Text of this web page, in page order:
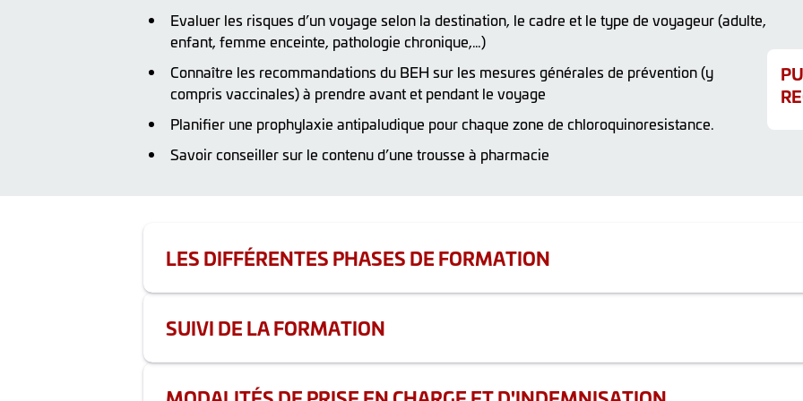
Evaluer les risques d’un voyage selon la destination, le cadre et le type de voyageur (adulte,
enfant, femme enceinte, pathologie chronique,…)
Connaître les recommandations du BEH sur les mesures générales de prévention (y
compris vaccinales) à prendre avant et pendant le voyage
Planifier une prophylaxie antipaludique pour chaque zone de chloroquinoresistance.
Savoir conseiller sur le contenu d’une trousse à pharmacie
LES DIFFÉRENTES PHASES DE FORMATION
du programme aux participants, pour toute participation à des séquences suivies à distance.
SUIVI DE LA FORMATION